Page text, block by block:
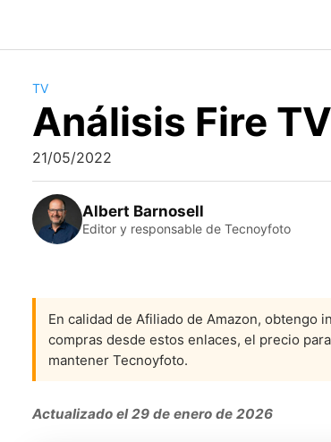
contenido
TV
Análisis Fire
21/05/2022
Albert Barnosell
Editor y responsable de Tecnoyfoto
En calidad de Afiliado de Amazon, obtengo
compras desde estos enlaces, el precio
mantener Tecnoyfoto.
Actualizado el 29 de enero de 2026